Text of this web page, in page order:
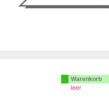
Warenkorb
leer